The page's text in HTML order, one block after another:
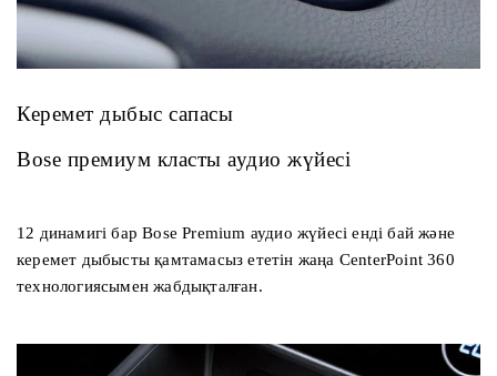
Керемет дыбыс сапасы
Bose премиум класты аудио жүйесі
12 динамигі бар Bose Premium аудио жүйесі енді бай және
керемет дыбысты қамтамасыз ететін жаңа CenterPoint 360
технологиясымен жабдықталған.